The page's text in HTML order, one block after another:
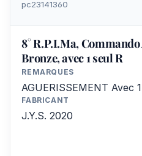
pc23141360
8° R.P.I.Ma,
Bronze, avec 1 seul R
REMARQUES
AGUERISSEMENT Avec
FABRICANT
J.Y.S. 2020